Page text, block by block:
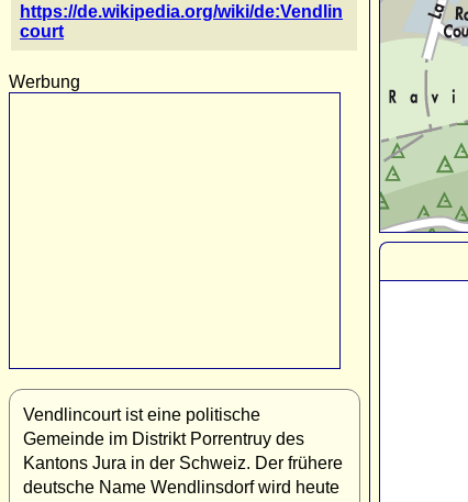
https://de.wikipedia.org/wiki/de:Vendlin
court
Werbung
Vendlincourt ist eine politische
Gemeinde im Distrikt Porrentruy des
Kantons Jura in der Schweiz. Der frühere
deutsche Name Wendlinsdorf wird heute